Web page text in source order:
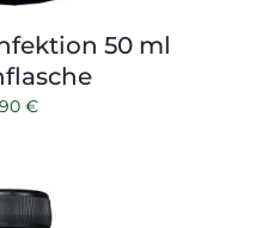
50 ml
€